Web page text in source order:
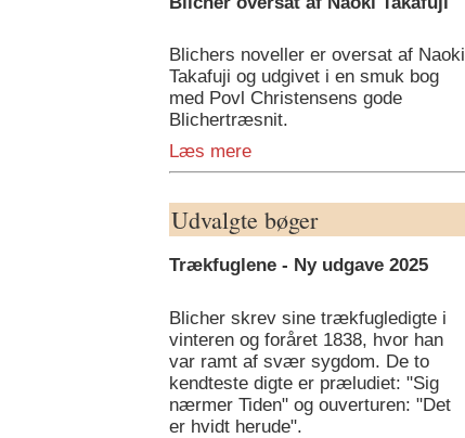
Blichers noveller er oversat af Naoki
Takafuji og udgivet i en smuk bog
med Povl Christensens gode
Blichertræsnit.
Læs mere
Udvalgte bøger
Trækfuglene - Ny udgave 2025
Blicher skrev sine trækfugledigte i
vinteren og foråret 1838, hvor han
var ramt af svær sygdom. De to
kendteste digte er præludiet: "Sig
nærmer Tiden" og ouverturen: "Det
er hvidt herude".